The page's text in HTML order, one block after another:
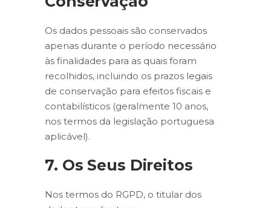
Os dados pessoais são conservados
apenas durante o período necessário
às finalidades para as quais foram
recolhidos, incluindo os prazos legais
de conservação para efeitos fiscais e
contabilísticos (geralmente 10 anos,
nos termos da legislação portuguesa
aplicável).
7. Os Seus Direitos
Nos termos do RGPD, o titular dos